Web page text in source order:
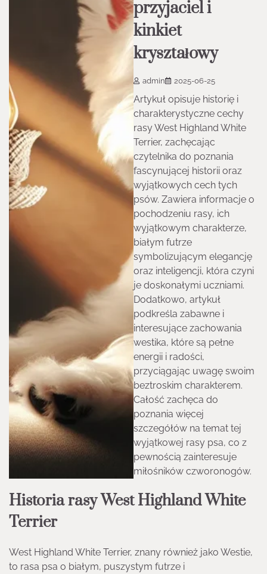
przyjaciel i
kinkiet
kryształowy
admin 2025-06-25
Artykuł opisuje historię i
charakterystyczne cechy
rasy West Highland White
Terrier, zachęcając
czytelnika do poznania
fascynującej historii oraz
wyjątkowych cech tych
psów. Zawiera informacje o
pochodzeniu rasy, ich
wyjątkowym charakterze,
białym futrze
symbolizującym elegancję
oraz inteligencji, która czyni
je doskonałymi uczniami.
Dodatkowo, artykuł
podkreśla zabawne i
interesujące zachowania
westika, które są pełne
energii i radości,
przyciągając uwagę swoim
beztroskim charakterem.
Całość zachęca do
poznania więcej
szczegółów na temat tej
wyjątkowej rasy psa, co z
pewnością zainteresuje
miłośników czworonogów.
Historia rasy West Highland White
Terrier
West Highland White Terrier, znany również jako Westie,
to rasa psa o białym, puszystym futrze i